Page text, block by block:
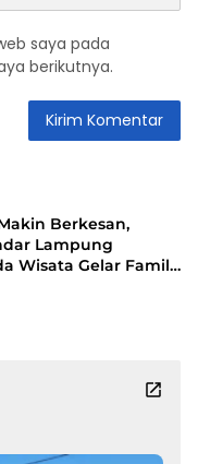
saya pada
berikutnya.
Berkesan,
Lampung
Wisata Gelar Family